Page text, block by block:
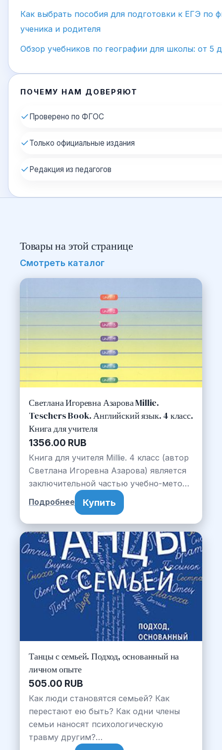
Как выбрать пособия для подготовки к ЕГЭ по
ученика и родителя
Обзор учебников по географии для школы: от 5
ПОЧЕМУ НАМ ДОВЕРЯЮТ
✓Проверено по ФГОС
✓Только официальные издания
✓Редакция из педагогов
Товары на этой странице
Смотреть каталог
Светлана Игоревна Азарова Millie.
Teschers Book. Английский язык. 4 класс.
Книга для учителя
1356.00 RUB
Книга для учителя Millie. 4 класс (автор
Светлана Игоревна Азарова) является
заключительной частью учебно-мето…
Подробнее Купить
Танцы с семьей. Подход, основанный на
личном опыте
505.00 RUB
Как люди становятся семьей? Как
перестают ею быть? Как одни члены
семьи наносят психологическую
травму другим?…